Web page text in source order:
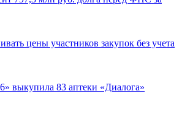
цены участников закупок без учета
выкупила 83 аптеки «Диалога»